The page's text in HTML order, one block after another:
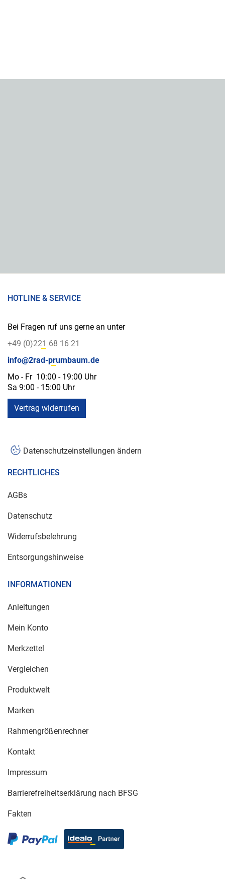
HOTLINE & SERVICE
Bei Fragen ruf uns gerne an unter
+49 (0)221 68 16 21
info@2rad-prumbaum.de
Mo - Fr 10:00 - 19:00 Uhr
Sa 9:00 - 15:00 Uhr
Vertrag widerrufen
Datenschutzeinstellungen ändern
RECHTLICHES
AGBs
Datenschutz
Widerrufsbelehrung
Entsorgungshinweise
INFORMATIONEN
Anleitungen
Mein Konto
Merkzettel
Vergleichen
Produktwelt
Marken
Rahmengrößenrechner
Kontakt
Impressum
Barrierefreiheitserklärung nach BFSG
Fakten